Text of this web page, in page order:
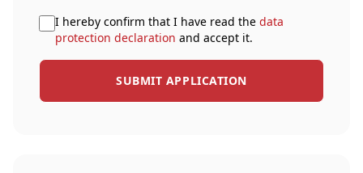
I hereby confirm that I have read the data
protection declaration and accept it.
SUBMIT APPLICATION